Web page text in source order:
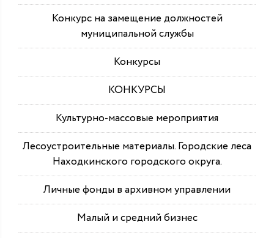
Конкурс на замещение должностей
муниципальной службы
Конкурсы
КОНКУРСЫ
Культурно-массовые мероприятия
Лесоустроительные материалы. Городские леса
Находкинского городского округа.
Личные фонды в архивном управлении
Малый и средний бизнес